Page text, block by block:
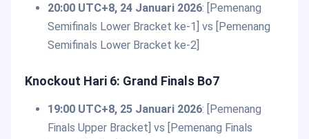
20:00 UTC+8, 24 Januari 2026: [Pemenang
Semifinals Lower Bracket ke-1] vs [Pemenang
Semifinals Lower Bracket ke-2]
Knockout Hari 6: Grand Finals Bo7
19:00 UTC+8, 25 Januari 2026: [Pemenang
Finals Upper Bracket] vs [Pemenang Finals